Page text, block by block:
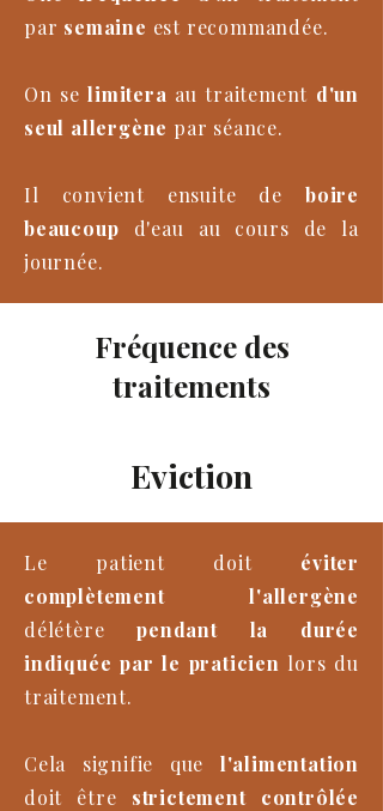
par semaine est recommandée.
On selimitera au traitement d'un
seul allergène par séance.
Il convient ensuite de boire
beaucoup d'eau au cours de la
journée.
Fréquence des
traitements
Eviction
Le patient doit éviter
complètement l'allergène
délétèrependant la durée
indiquée par le praticien lors du
traitement.
Cela signifie que l'alimentation
doit être strictement contrôlée